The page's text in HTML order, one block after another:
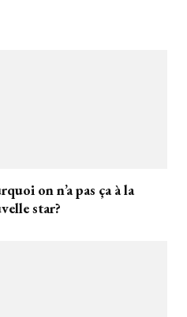
on n’a pas ça à la
star?